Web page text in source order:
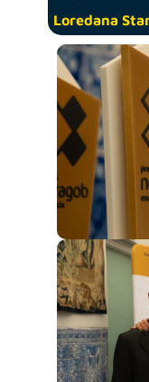
Loredana